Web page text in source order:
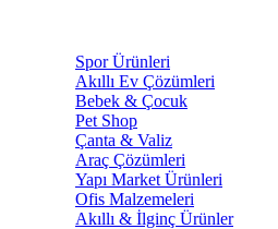
Spor Ürünleri
Akıllı Ev Çözümleri
Bebek & Çocuk
Pet Shop
Çanta & Valiz
Araç Çözümleri
Yapı Market Ürünleri
Ofis Malzemeleri
Akıllı & İlginç Ürünler